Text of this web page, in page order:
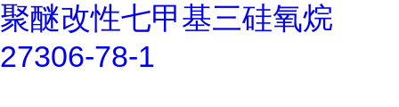
聚醚改性七甲基三硅氧烷
27306-78-1